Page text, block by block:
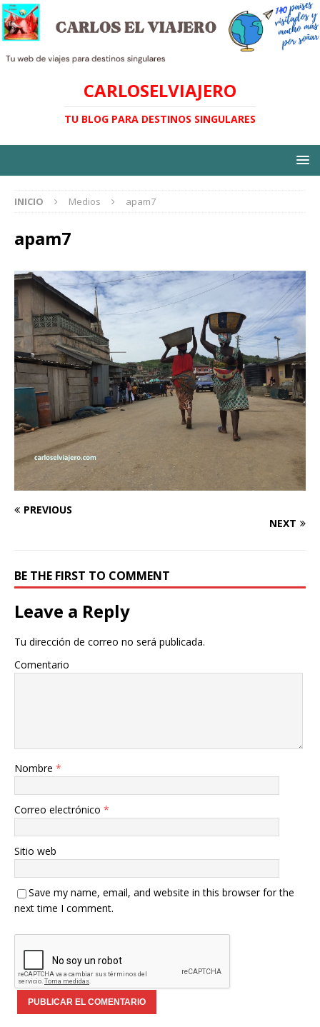
CARLOSELVIAJERO
TU BLOG PARA DESTINOS SINGULARES
INICIO Medios apam7
apam7
PREVIOUS
NEXT
BE THE FIRST TO COMMENT
Leave a Reply
Tu dirección de correo no será publicada.
Comentario
Nombre *
Correo electrónico *
Sitio web
Save my name, email, and website in this browser for the
next time I comment.